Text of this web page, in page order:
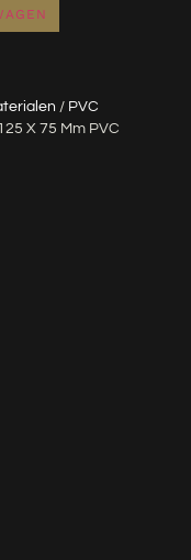
/ PVC
X 75 Mm PVC